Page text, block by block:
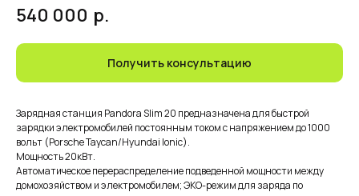
540 000 р.
Получить консультацию
Зарядная станция Pandora Slim 20 предназначена для быстрой
зарядки электромобилей постоянным током с напряжением до 1000
вольт (Porsche Taycan/Hyundai Ionic).
Мощность 20кВт.
Автоматическое перераспределение подведенной мощности между
домохозяйством и электромобилем; ЭКО-режим для заряда по